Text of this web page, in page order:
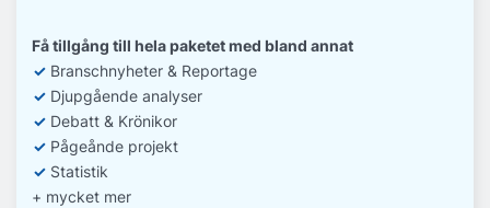
Få tillgång till hela paketet med bland annat
✓ Branschnyheter & Reportage
✓ Djupgående analyser
✓ Debatt & Krönikor
✓ Pågeånde projekt
✓ Statistik
+ mycket mer